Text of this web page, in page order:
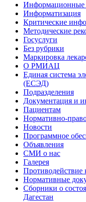
Информационные
Информатизация
Критические
Методические
Госуслуги
Без рубрики
Маркировка
О РМИАЦ
Единая система
(ЕСЭД)
Подразделения
Документация и
Пациентам
Нормативно-
Новости
Программное
Объявления
СМИ о нас
Галерея
Противодействие
Нормативные
Сборники о
Дагестан